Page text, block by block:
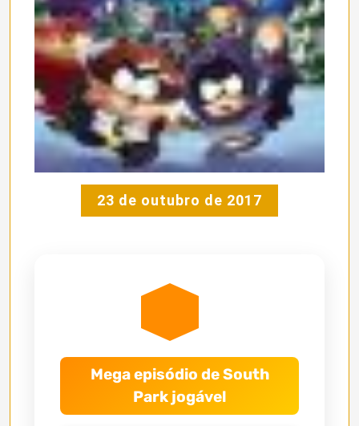
23 de outubro de 2017
Mega episódio de South
Park jogável